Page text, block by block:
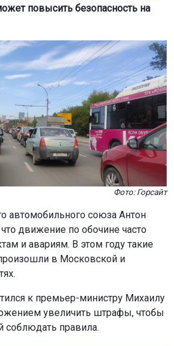
повысить безопасность на
Фото: Горсайт
автомобильного союза Антон
движение по обочине часто
и авариям. В этом году такие
в Московской и
к премьер-министру Михаилу
увеличить штрафы, чтобы
соблюдать правила.